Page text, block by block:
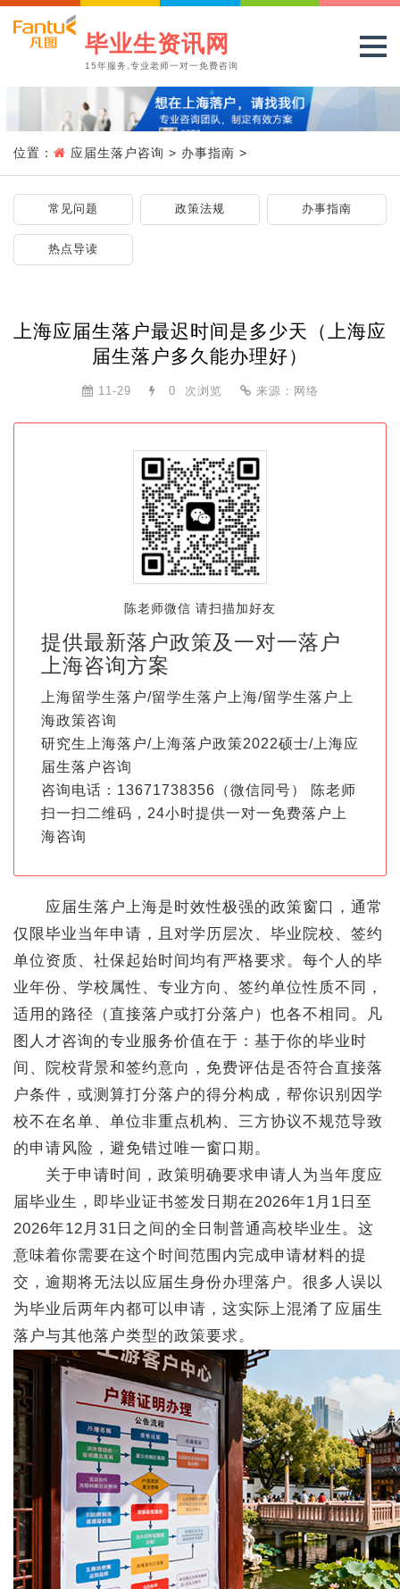
毕业生资讯网
15年服务,专业老师一对一免费咨询
位置： 应届生落户咨询 > 办事指南 >
常见问题 政策法规 办事指南
热点导读
上海应届生落户最迟时间是多少天（上海应
届生落户多久能办理好）
11-29 0 次浏览 来源：网络
陈老师微信 请扫描加好友
提供最新落户政策及一对一落户
上海咨询方案
上海留学生落户/留学生落户上海/留学生落户上
海政策咨询
研究生上海落户/上海落户政策2022硕士/上海应
届生落户咨询
咨询电话：13671738356（微信同号） 陈老师
扫一扫二维码，24小时提供一对一免费落户上
海咨询
应届生落户上海是时效性极强的政策窗口，通常
仅限毕业当年申请，且对学历层次、毕业院校、签约
单位资质、社保起始时间均有严格要求。每个人的毕
业年份、学校属性、专业方向、签约单位性质不同，
适用的路径（直接落户或打分落户）也各不相同。凡
图人才咨询的专业服务价值在于：基于你的毕业时
间、院校背景和签约意向，免费评估是否符合直接落
户条件，或测算打分落户的得分构成，帮你识别因学
校不在名单、单位非重点机构、三方协议不规范导致
的申请风险，避免错过唯一窗口期。
关于申请时间，政策明确要求申请人为当年度应
届毕业生，即毕业证书签发日期在2026年1月1日至
2026年12月31日之间的全日制普通高校毕业生。这
意味着你需要在这个时间范围内完成申请材料的提
交，逾期将无法以应届生身份办理落户。很多人误以
为毕业后两年内都可以申请，这实际上混淆了应届生
落户与其他落户类型的政策要求。